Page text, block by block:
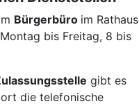
Bürgerbüro im Rathaus
bis Freitag, 8 bis
gibt es
die telefonische